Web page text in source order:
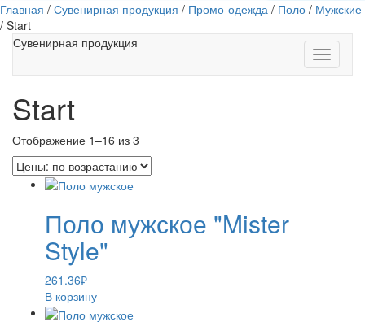
Главная / Сувенирная продукция / Промо-одежда / Поло / Мужские
/ Start
Toggle
Сувенирная продукция
Start
Отображение 1–16 из 3
Поло мужское "Mister
Style"
261.36₽
В корзину